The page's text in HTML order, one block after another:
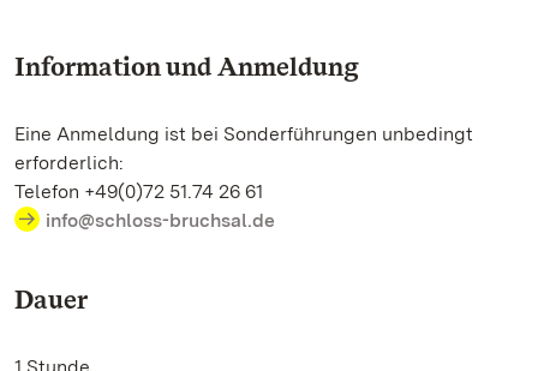
Information und Anmeldung
Eine Anmeldung ist bei Sonderführungen unbedingt
erforderlich:
Telefon +49(0)72 51.74 26 61
info@schloss-bruchsal.de
Dauer